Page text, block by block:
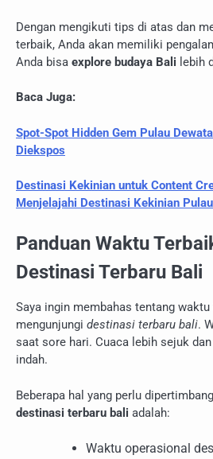
Dengan mengikuti tips di atas dan
terbaik, Anda akan memiliki
Anda bisa explore budaya Bali lebih
Baca Juga:
Spot-Spot Hidden Gem Pulau
Diekspos
Destinasi Kekinian untuk Content
Menjelajahi Destinasi Kekinian
Panduan Waktu
Destinasi Terbaru Bali
Saya ingin membahas tentang
mengunjungi destinasi terbaru bali.
saat sore hari. Cuaca lebih sejuk
indah.
Beberapa hal yang perlu
destinasi terbaru bali adalah:
Waktu operasional